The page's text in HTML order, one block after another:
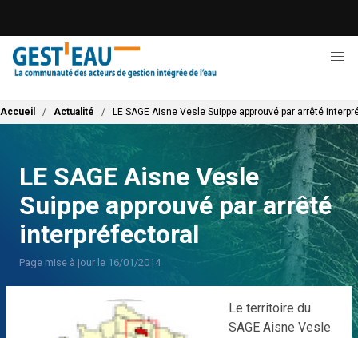
contenu
principal
Fil d'Ariane
Accueil Actualité LE SAGE Aisne Vesle Suippe approuvé par arrêté
LE SAGE Aisne Vesle
Suippe approuvé par arrêté
interpréfectoral
Page mise à jour le 16/01/2014
Le territoire du
SAGE Aisne Vesle